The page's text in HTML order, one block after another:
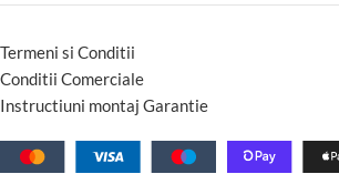
Termeni si Conditii
Conditii Comerciale
Instructiuni montaj Garantie